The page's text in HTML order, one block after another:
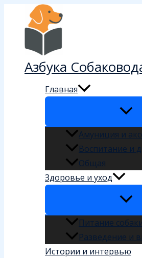
Перейти
Азбука
Главная
Амуниция и
Воспитание и
Общая
Здоровье и уход
Питание
Разведение и
Истории и интервью